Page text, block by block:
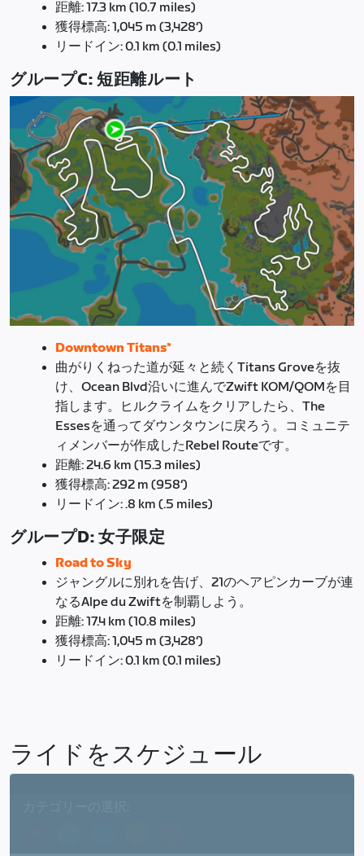
距離: 17.3 km (10.7 miles)
獲得標高: 1,045 m (3,428‘)
リードイン: 0.1 km (0.1 miles)
グループC: 短距離ルート
Downtown Titans*
曲がりくねった道が延々と続くTitans Groveを抜
け、Ocean Blvd沿いに進んでZwift KOM/QOMを目
指します。ヒルクライムをクリアしたら、The
Essesを通ってダウンタウンに戻ろう。コミュニテ
ィメンバーが作成したRebel Routeです。
距離: 24.6 km (15.3 miles)
獲得標高: 292 m (958‘)
リードイン: .8 km (.5 miles)
グループD: 女子限定
Road to Sky
ジャングルに別れを告げ、21のヘアピンカーブが連
なるAlpe du Zwiftを制覇しよう。
距離: 17.4 km (10.8 miles)
獲得標高: 1,045 m (3,428‘)
リードイン: 0.1 km (0.1 miles)
ライドをスケジュール